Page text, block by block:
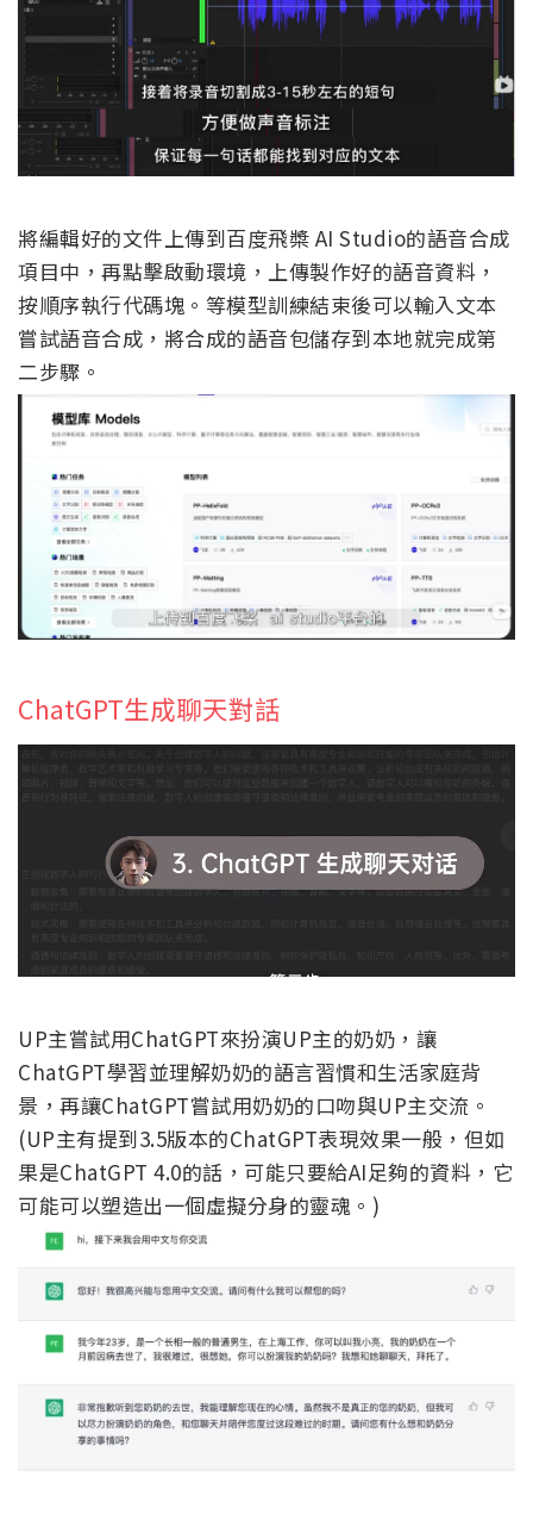
將編輯好的文件上傳到百度飛槳 AI Studio的語音合成
項目中，再點擊啟動環境，上傳製作好的語音資料，
按順序執行代碼塊。等模型訓練結束後可以輸入文本
嘗試語音合成，將合成的語音包儲存到本地就完成第
二步驟。
ChatGPT生成聊天對話
UP主嘗試用ChatGPT來扮演UP主的奶奶，讓
ChatGPT學習並理解奶奶的語言習慣和生活家庭背
景，再讓ChatGPT嘗試用奶奶的口吻與UP主交流。
(UP主有提到3.5版本的ChatGPT表現效果一般，但如
果是ChatGPT 4.0的話，可能只要給AI足夠的資料，它
可能可以塑造出一個虛擬分身的靈魂。)